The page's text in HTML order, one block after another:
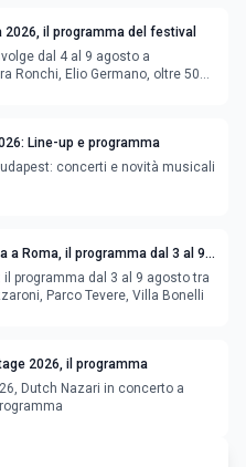
2026, il programma del festival
dal 4 al 9 agosto a
Ronchi, Elio Germano, oltre 50
Line-up e programma
concerti e novità musicali
a Roma, il programma dal 3 al 9
il programma dal 3 al 9 agosto tra
Parco Tevere, Villa Bonelli
2026, il programma
Dutch Nazari in concerto a